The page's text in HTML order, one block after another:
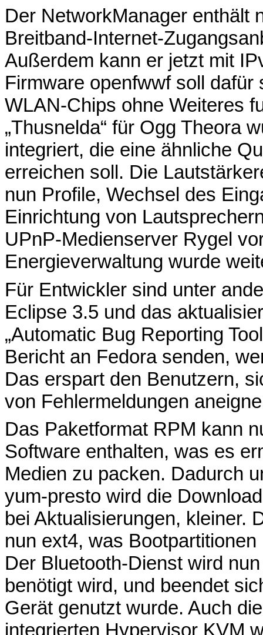
Der NetworkManager enthält
Breitband-Internet-
Außerdem kann er jetzt mit
Firmware openfwwf soll
WLAN-Chips ohne Weiteres
„Thusnelda“ für Ogg Theora
integriert, die eine ähnliche
erreichen soll. Die
nun Profile, Wechsel des
Einrichtung von
UPnP-Medienserver Rygel
Energieverwaltung wurde
Für Entwickler sind unter
Eclipse 3.5 und das
„Automatic Bug Reporting
Bericht an Fedora senden,
Das erspart den Benutzern,
von Fehlermeldungen
Das Paketformat RPM kann
Software enthalten, was es
Medien zu packen. Dadurch
yum-presto wird die
bei Aktualisierungen, kleiner.
nun ext4, was
Der Bluetooth-Dienst wird
benötigt wird, und beendet
Gerät genutzt wurde. Auch
integrierten Hypervisor KVM